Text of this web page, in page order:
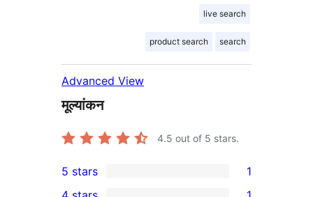
live search
product search search
Advanced View
मूल्यांकन
4.5 out of 5 stars.
1
5 stars 1